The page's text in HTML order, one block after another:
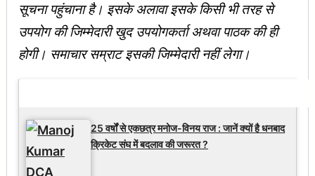
सूचना पहुंचाना है। इसके अलावा इसके किसी भी तरह से
उपयोग की जिम्मेदारी खुद उपयोगकर्ता अथवा पाठक की ही
होगी। समाचार सम्राट इसकी जिम्मेदारी नहीं लेगा।
25 वर्षों से एकछत्र मनोज-विनय राज : जानें क्यों है धनबाद
क्रिकेट संघ में बदलाव की जरूरत ?